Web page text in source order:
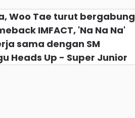
Woo Tae turut bergabung
IMFACT, 'Na Na Na'
sama dengan SM
Heads Up - Super Junior